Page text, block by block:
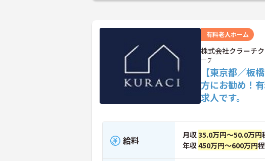
有料老人ホーム
株式会社クラーチ
ーチ
【東京都／板
方にお勧め！
求人です。
給料 月収35.0万円～50.0万円
年収450万円～600万円